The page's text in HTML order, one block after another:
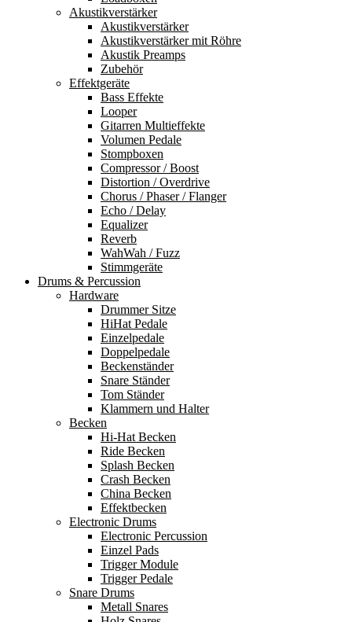
Akustikverstärker
Akustikverstärker
Akustikverstärker mit Röhre
Akustik Preamps
Zubehör
Effektgeräte
Bass Effekte
Looper
Gitarren Multieffekte
Volumen Pedale
Stompboxen
Compressor / Boost
Distortion / Overdrive
Chorus / Phaser / Flanger
Echo / Delay
Equalizer
Reverb
WahWah / Fuzz
Stimmgeräte
Drums & Percussion
Hardware
Drummer Sitze
HiHat Pedale
Einzelpedale
Doppelpedale
Beckenständer
Snare Ständer
Tom Ständer
Klammern und Halter
Becken
Hi-Hat Becken
Ride Becken
Splash Becken
Crash Becken
China Becken
Effektbecken
Electronic Drums
Electronic Percussion
Einzel Pads
Trigger Module
Trigger Pedale
Snare Drums
Metall Snares